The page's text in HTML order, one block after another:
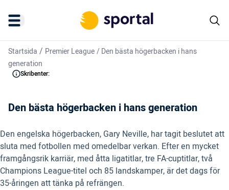
Startsida / Premier League/Den bästa högerbacken i hans
generation
Skribenter:
Den bästa högerbacken i hans generation
Den engelska högerbacken, Gary Neville, har tagit beslutet att
sluta med fotbollen med omedelbar verkan. Efter en mycket
framgångsrik karriär, med åtta ligatitlar, tre FA-cuptitlar, två
Champions League-titel och 85 landskamper, är det dags för
35-åringen att tänka på refrängen.